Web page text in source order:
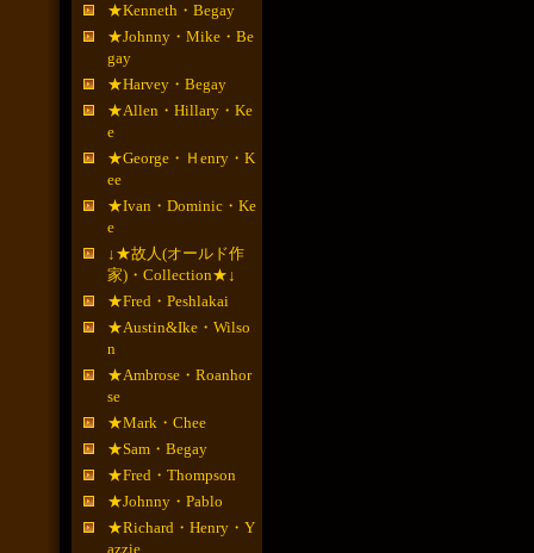
★Kenneth・Begay
★Johnny・Mike・Be
gay
★Harvey・Begay
★Allen・Hillary・Ke
e
★George・Ｈenry・K
ee
★Ivan・Dominic・Ke
e
↓★故人(オールド作
家)・Collection★↓
★Fred・Peshlakai
★Austin&Ike・Wilso
n
★Ambrose・Roanhor
se
★Mark・Chee
★Sam・Begay
★Fred・Thompson
★Johnny・Pablo
★Richard・Henry・Y
azzie